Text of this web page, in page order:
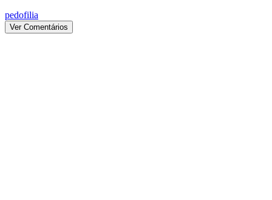
pedofilia
Ver Comentários